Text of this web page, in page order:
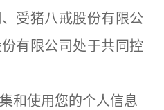
受猪八戒股份有限公
有限公司处于共同控
使用您的个人信息